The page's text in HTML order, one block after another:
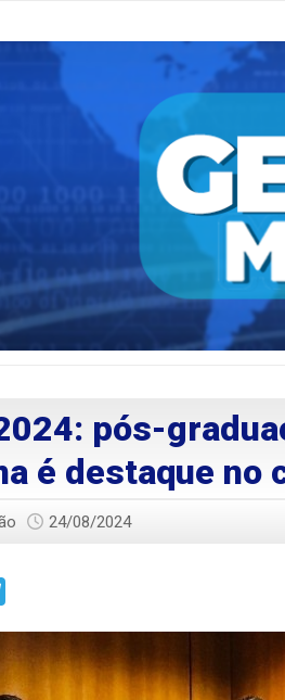
pós-
é destaque no
24/08/2024